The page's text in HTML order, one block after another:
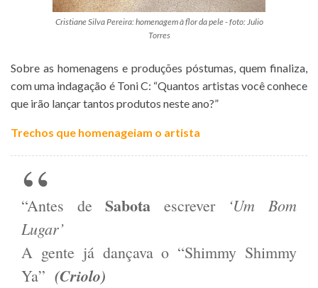
Cristiane Silva Pereira: homenagem à flor da pele - foto: Julio
Torres
Sobre as homenagens e produções póstumas, quem finaliza,
com uma indagação é Toni C: “Quantos artistas você conhece
que irão lançar tantos produtos neste ano?”
Trechos que homenageiam o artista
“Antes deSabota escrever ‘Um Bom
Lugar’
A gente já dançava o “Shimmy Shimmy
Ya” (Criolo)